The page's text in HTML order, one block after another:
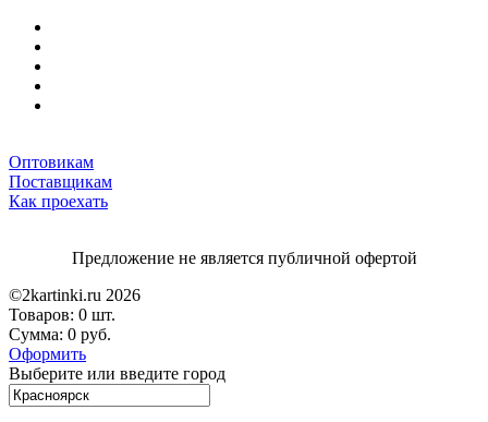
Оптовикам
Поставщикам
Как проехать
Предложение не является публичной офертой
©2kartinki.ru 2026
Товаров: 0 шт.
Сумма: 0 руб.
Оформить
Выберите или введите город